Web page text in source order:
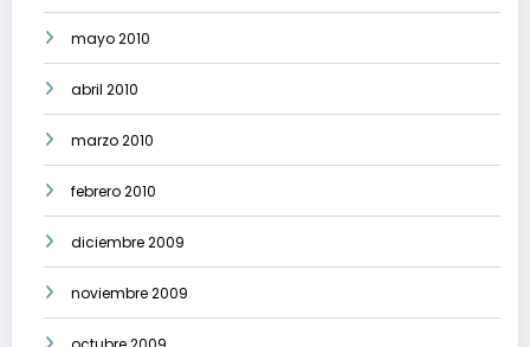
mayo 2010
abril 2010
marzo 2010
febrero 2010
diciembre 2009
noviembre 2009